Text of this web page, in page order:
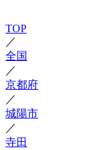
TOP
／
全国
／
京都府
／
城陽市
／
寺田